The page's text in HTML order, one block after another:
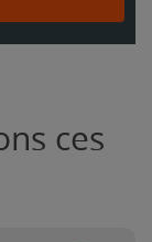
ces